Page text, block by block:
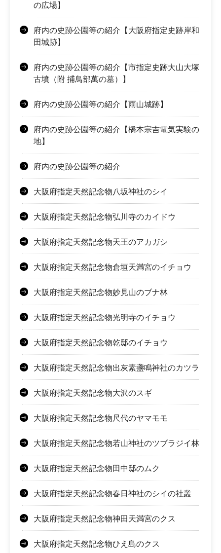
の広場】
府内の史跡公園等の紹介【大阪府指定史跡岸和
田城跡】
府内の史跡公園等の紹介【市指定史跡大山大塚
古墳（附 捕鳥部萬の墓）】
府内の史跡公園等の紹介【雨山城跡】
府内の史跡公園等の紹介【橋本宗吉電気実験の
地】
府内の史跡公園等の紹介
大阪府指定天然記念物八坂神社のシイ
大阪府指定天然記念物弘川寺のカイドウ
大阪府指定天然記念物天王のアカガシ
大阪府指定天然記念物倉垣天満宮のイチョウ
大阪府指定天然記念物妙見山のブナ林
大阪府指定天然記念物光明寺のイチョウ
大阪府指定天然記念物乾邸のイチョウ
大阪府指定天然記念物出灰素盞鳴神社のカツラ
大阪府指定天然記念物大沢のスギ
大阪府指定天然記念物尺代のヤマモモ
大阪府指定天然記念物若山神社のツブラジイ林
大阪府指定天然記念物田中邸のムク
大阪府指定天然記念物春日神社のシイの社叢
大阪府指定天然記念物神田天満宮のクス
大阪府指定天然記念物ひえ島のクス